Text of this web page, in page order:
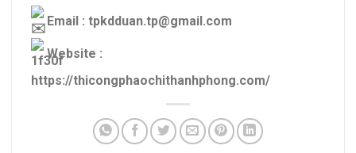
Email : tpkdduan.tp@gmail.com
Website :
https://thicongphaochithanhphong.com/